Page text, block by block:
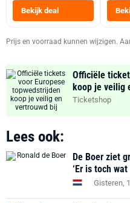
Bekijk deal
Prijs en voorraad kunnen wijzigen.
Officiële
koop je veilig
Ticketshop
Lees ook:
De Boer ziet
‘Er is toch
Gisteren,